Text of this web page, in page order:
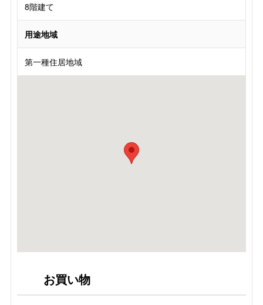
8階建て
用途地域
第一種住居地域
お買い物